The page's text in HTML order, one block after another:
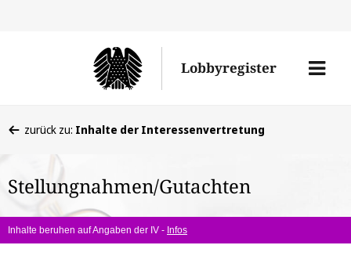
den
Lobbyregister
Menü
befinden
hier:
zurück zu: Inhalte der Interessenvertretung
Stellungnahmen/Gutachten
Inhalte beruhen auf Angaben der IV - Infos